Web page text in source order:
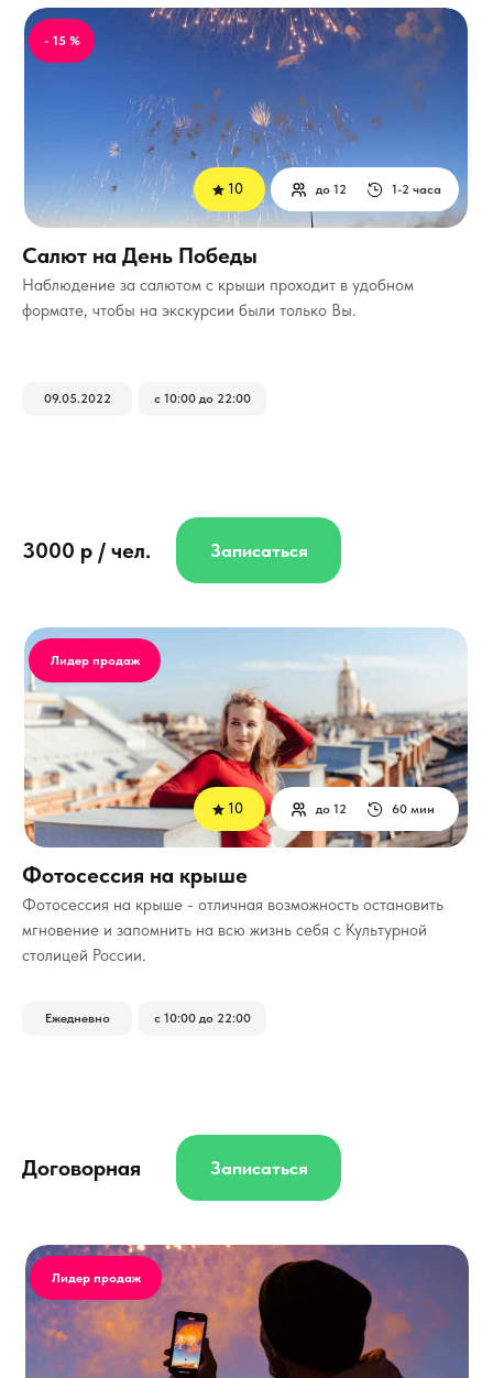
Наблюдение за салютом с крыши проходит в удобном
формате, чтобы на экскурсии были только Вы.
3000 р / чел.
1-2 часа
до 12
09.05.2022 с 10:00 до 22:00
Записаться
- 15 %
Салют на День Победы
10
Фотосессия на крыше - отличная возможность остановить
мгновение и запомнить на всю жизнь себя с Культурной
столицей России.
Договорная
60 мин
до 12
Ежедневно с 10:00 до 22:00
Записаться
Лидер продаж
Фотосессия на крыше
10
Лидер продаж